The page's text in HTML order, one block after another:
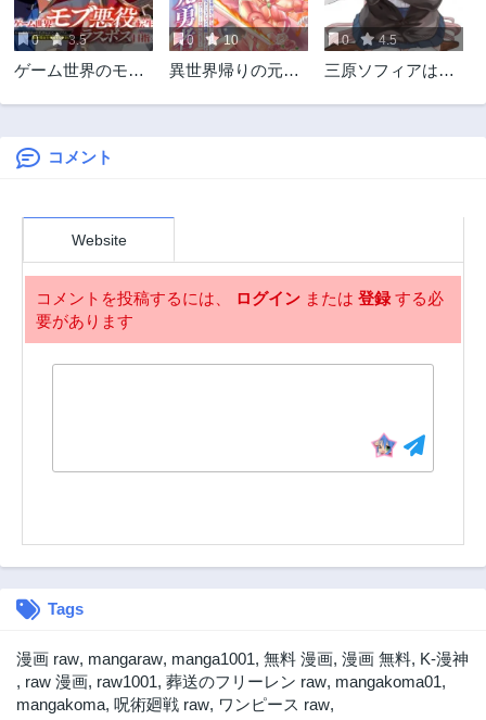
1年前 1年前
第12話
1年前
第11話
1年前
第10話 第9話
第8話
第6話
第4話
2年前
第3話
2年前
第2話
0 3.5
ゲーム世界のモブ
してみた ～なぜか
歴代最高の名君と
を教えてください!
0 10
異世界帰りの元勇
で現代ダンジョン
～
0 4.5
三原ソフィアは怖
コメント
Website
コメントを投稿するには、 ログイン または 登録する必
要があります
Tags
漫画 raw, mangaraw, manga1001, 無料 漫画, 漫画 無料, K-漫神
, raw 漫画, raw1001, 葬送のフリーレン raw, mangakoma01,
mangakoma, 呪術廻戦 raw, ワンピース raw,